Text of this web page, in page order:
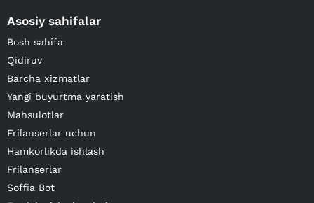
Asosiy sahifalar
Bosh sahifa
Qidiruv
Barcha xizmatlar
Yangi buyurtma yaratish
Mahsulotlar
Frilanserlar uchun
Hamkorlikda ishlash
Frilanserlar
Soffia Bot